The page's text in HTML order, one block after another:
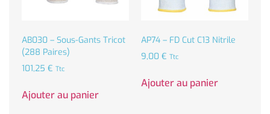
AB030 – Sous-Gants Tricot
(288 Paires)
101,25 € Ttc
Ajouter au panier
AP74 – FD Cut C13 Nitrile
9,00 € Ttc
Ajouter au panier